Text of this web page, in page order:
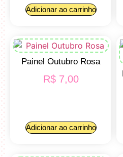
Adicionar ao carrinho
Painel Outubro Rosa
R$7,00
Adicionar ao carrinho